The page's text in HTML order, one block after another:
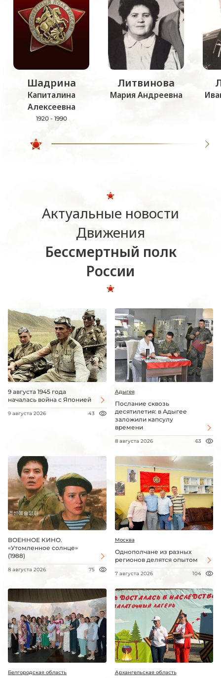
Шадрина
Капиталина
Алексеевна
1920 - 1990
Литвинова
Мария Андреевна
Актуальные новости
Движения
Бессмертный полк
России
9 августа 1945 года
началась война с Японией
9 августа 2026 43
Адыгея
Послание сквозь
десятилетия: в Адыгее
заложили капсулу
времени
8 августа 2026 63
ВОЕННОЕ КИНО.
«Утомленное солнце»
(1988)
8 августа 2026 75
Москва
Однополчане из разных
регионов делятся опытом
7 августа 2026 104
Белгородская область Архангельская область